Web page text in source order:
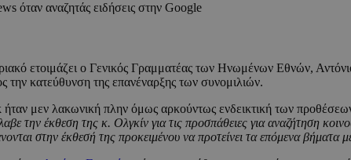
όταν αναζητάς ειδήσεις στην Google
ετοιμάζει ο Γενικός Γραμματέας των Ηνωμένων Εθνών,
την κατεύθυνση της επανέναρξης των συνομιλιών.
ήταν μεν λακωνική πλην όμως αρκούντως ενδεικτική των
την έκθεση της κ. Ολγκίν για τις προσπάθειες για αναζήτηση
στην έκθεσή της προκειμένου να προτείνει τα επόμενα